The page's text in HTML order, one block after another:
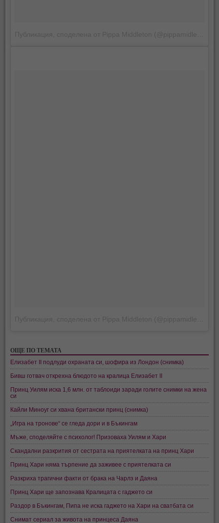
ОЩЕ ПО ТЕМАТА
Елизабет II подлуди охраната си, шофира из Лондон (снимка)
Бивш готвач открехна блюдото на кралица Елизабет II
Принц Уилям иска 1,6 млн. от таблоиди заради голите снимки на жена
си
Кайли Миноуг си хвана британски принц (снимка)
„Игра на тронове“ се гледа дори и в Бъкингам
Мъже, споделяйте с психолог! Призоваха Уилям и Хари
Скандални разкрития от сестрата на приятелката на принц Хари
Принц Хари няма търпение да заживее с приятелката си
Разкриха трагични факти от брака на Чарлз и Даяна
Принц Хари ще запознава Кралицата с гаджето си
Раздор в Бъкингам, Пипа не иска гаджето на Хари на сватбата си
Снимат сериал за живота на принцеса Даяна